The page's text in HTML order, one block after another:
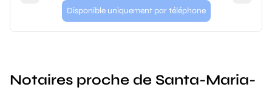
Disponible uniquement par téléphone
Notaires proche de Santa-Maria-